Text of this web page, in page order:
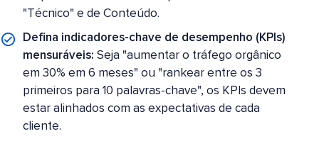
"Técnico" e de Conteúdo.
Defina indicadores-chave de desempenho (KPIs)
mensuráveis: Seja "aumentar o tráfego orgânico
em 30% em 6 meses" ou "rankear entre os 3
primeiros para 10 palavras-chave", os KPIs devem
estar alinhados com as expectativas de cada
cliente.